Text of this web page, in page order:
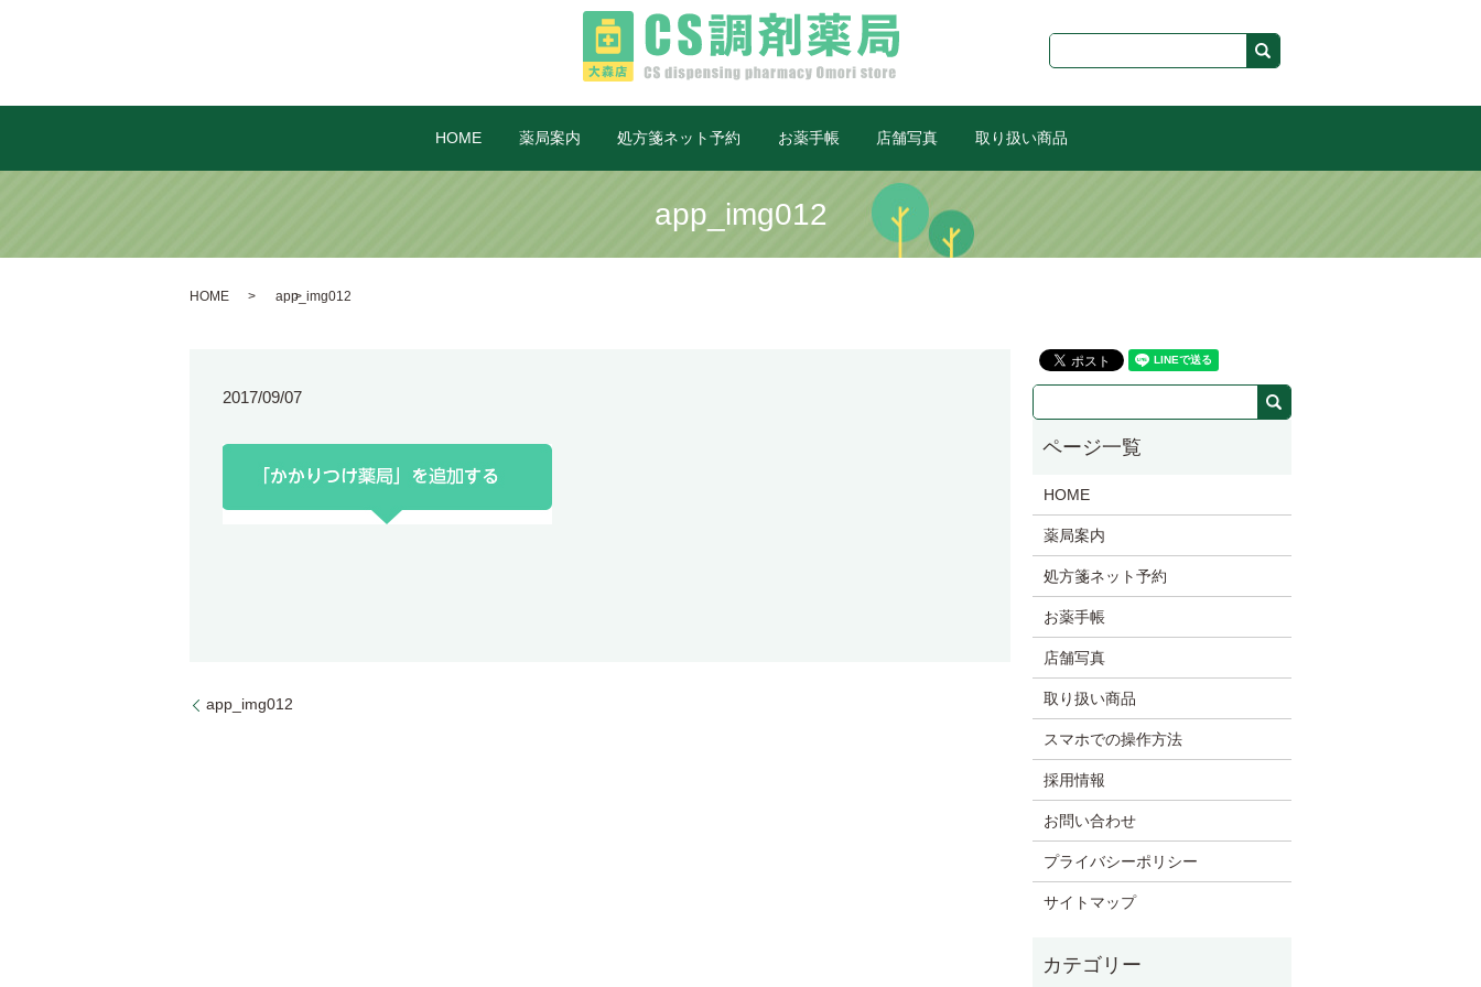
HOME 薬局案内 処方箋ネット予約 お薬手帳 店舗写真 取り扱い商品
app_img012
HOME app_img012
2017/09/07
app_img012
HOME
薬局案内
処方箋ネット予約
お薬手帳
店舗写真
取り扱い商品
スマホでの操作方法
採用情報
お問い合わせ
プライバシーポリシー
サイトマップ